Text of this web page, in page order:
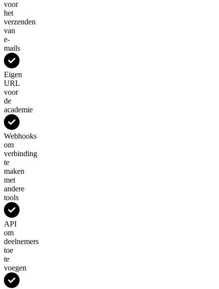
voor
het
verzenden
van
e-
mails
Eigen
URL
voor
de
academie
Webhooks
om
verbinding
te
maken
met
andere
tools
API
om
deelnemers
toe
te
voegen